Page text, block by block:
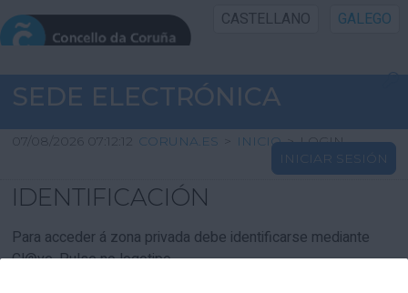
CASTELLANO GALEGO
INICIO SEDE
INICIO
INFORMACIÓN PÚBLICA
CARTAFOL CIDADÁN
SEDE ELECTRÓNICA
07/08/2026 07:12:12 CORUNA.ES > INICIO > LOGIN
INICIAR SESIÓN
IDENTIFICACIÓN
Para acceder á zona privada debe identificarse mediante
Cl@ve. Pulse no logotipo